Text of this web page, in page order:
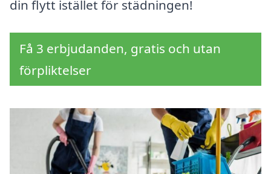
din flytt istället för städningen!
Få 3 erbjudanden, gratis och utan
förpliktelser